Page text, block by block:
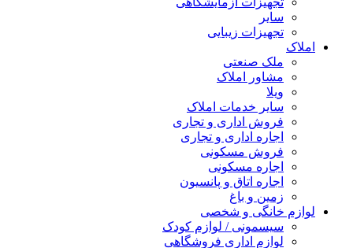
سایر
تجهیزات زیبایی
املاک
ملک صنعتی
مشاور املاک
ویلا
سایر خدمات املاک
فروش اداری و تجاری
اجاره اداری و تجاری
فروش مسکونی
اجاره مسکونی
اجاره اتاق و پانسیون
زمین و باغ
لوازم خانگی و شخصی
سیسمونی / لوازم کودک
لوازم اداری فروشگاهی